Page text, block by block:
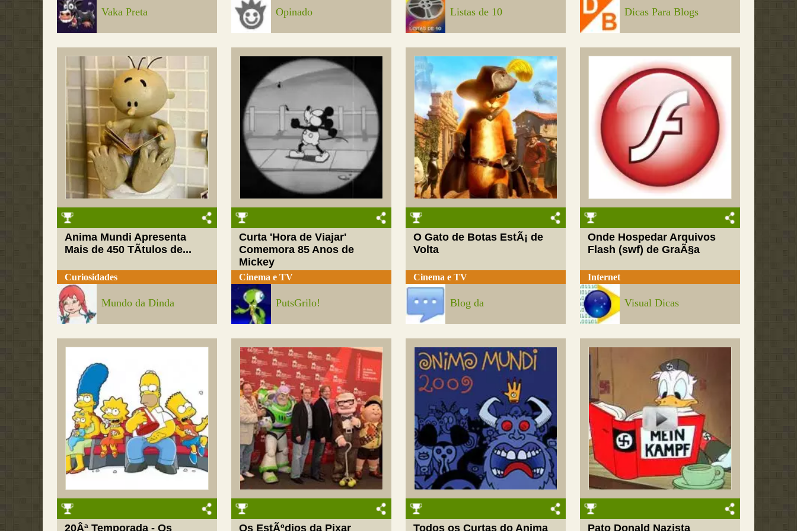
Vaka Preta Opinado Listas de 10 Dicas Para Blogs
Anima Mundi Apresenta
Mais de 450 TÃ­tulos de...
Curiosidades
Mundo da Dinda
Curta 'Hora de Viajar'
Comemora 85 Anos de
Mickey
Cinema e TV
PutsGrilo!
O Gato de Botas EstÃ¡ de
Volta
Cinema e TV
Blog da
Onde Hospedar Arquivos
Flash (swf) de GraÃ§a
Internet
Visual Dicas
20Âª Temporada - Os Os EstÃºdios da Pixar Todos os Curtas do Anima Pato Donald Nazista